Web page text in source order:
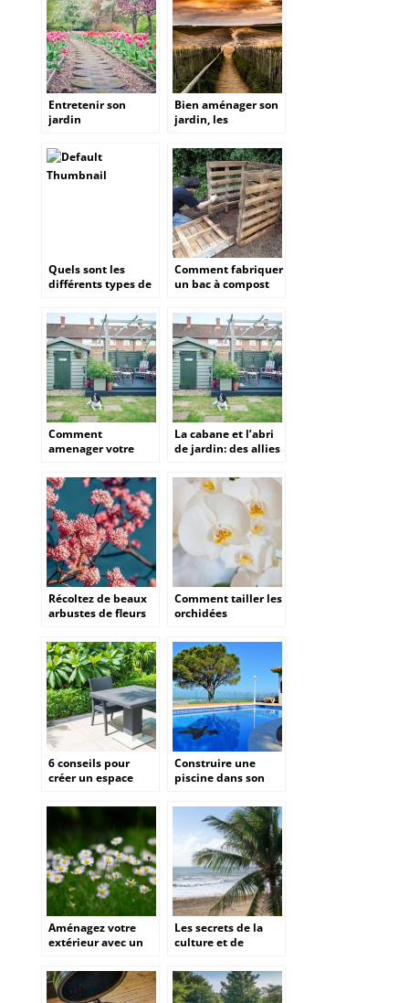
Entretenir son
jardin
Bien aménager son
jardin, les
à prendre en
compte.
Quels sont les
différents types de
jardin ?
Comment fabriquer
un bac à compost
Comment
amenager votre
du printemps
La cabane et l’abri
de jardin: des allies
de son jardin un
endroit cosy et
fonctionnel?
Récoltez de beaux
arbustes de fleurs
bouquet
Comment tailler les
orchidées
6 conseils pour
créer un espace
Construire une
piscine dans son
ambitieux
Aménagez votre
extérieur avec un
pour des espaces
esthétiques et
Les secrets de la
culture et de
capitata